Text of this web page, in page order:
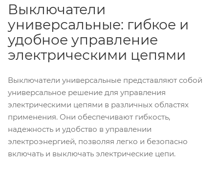
Выключатели
универсальные: гибкое и
удобное управление
электрическими цепями
Выключатели универсальные представляют собой
универсальное решение для управления
электрическими цепями в различных областях
применения. Они обеспечивают гибкость,
надежность и удобство в управлении
электроэнергией, позволяя легко и безопасно
включать и выключать электрические цепи.